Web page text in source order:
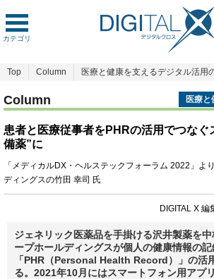
カテゴリ
Top Column 医療と健康を支えるデジタル活用
Column
医療
用の最
患者と医療従事者をPHRの活用でつなぐ
備薬”に
「メディカルDX・ヘルステックフォーラム 2022」よ
ディングスの竹田 幸司 氏
DIGITAL X 編
ジェネリック医薬品を手掛ける沢井製薬を
ープホールディングスが個人の健康情報の記
「PHR（Personal Health Record）」の活
る。2021年10月にはスマートフォン用アプ